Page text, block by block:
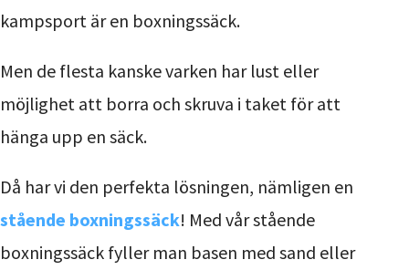
kampsport är en boxningssäck.
Men de flesta kanske varken har lust eller
möjlighet att borra och skruva i taket för att
hänga upp en säck.
Då har vi den perfekta lösningen, nämligen en
stående boxningssäck! Med vår stående
boxningssäck fyller man basen med sand eller